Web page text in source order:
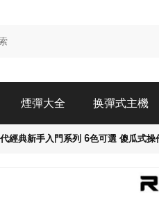
煙彈大全 换彈式主機
經典新手入門系列 6色可選 傻瓜式操